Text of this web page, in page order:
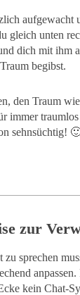
aufgewacht
gleich unten
dich mit ihm
begibst.
den Traum
immer
sehnsüchtig!
zur
sprechen
kein Chat-